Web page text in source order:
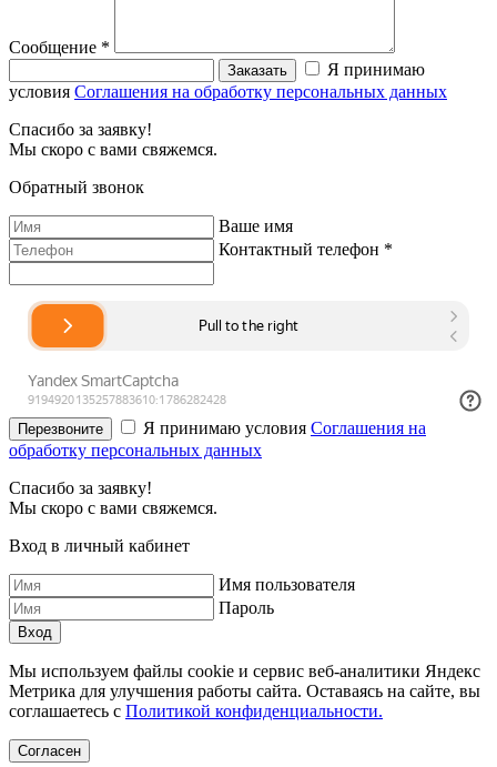
Сообщение *
Заказать
Я принимаю
условия Соглашения на обработку персональных данных
Спасибо за заявку!
Мы скоро с вами свяжемся.
Обратный звонок
Ваше имя
Контактный телефон *
Перезвоните Я принимаю условия Соглашения на
обработку персональных данных
Спасибо за заявку!
Мы скоро с вами свяжемся.
Вход в личный кабинет
Имя пользователя
Пароль
Мы используем файлы cookie и сервис веб-аналитики Яндекс
Метрика для улучшения работы сайта. Оставаясь на сайте, вы
соглашаетесь с Политикой конфиденциальности.
Согласен